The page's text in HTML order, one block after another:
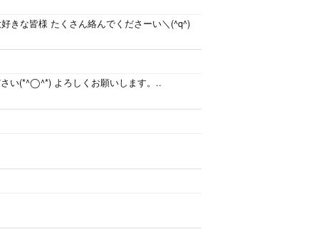
きな皆様 たくさん絡んでくださーい＼(^q^)
い(*^◯^*) よろしくお願いします。..